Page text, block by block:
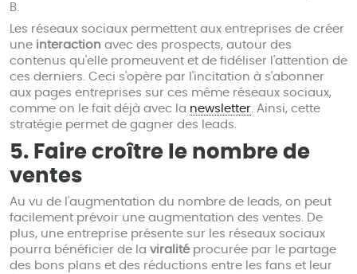
B.
Les réseaux sociaux permettent aux entreprises de créer
une interaction avec des prospects, autour des
contenus qu'elle promeuvent et de fidéliser l'attention de
ces derniers. Ceci s'opère par l'incitation à s'abonner
aux pages entreprises sur ces même réseaux sociaux,
comme on le fait déjà avec la newsletter . Ainsi, cette
stratégie permet de gagner des leads.
5. Faire croître le nombre de
ventes
Au vu de l'augmentation du nombre de leads, on peut
facilement prévoir une augmentation des ventes. De
plus, une entreprise présente sur les réseaux sociaux
pourra bénéficier de la viralitéprocurée par le partage
des bons plans et des réductions entre les fans et leur